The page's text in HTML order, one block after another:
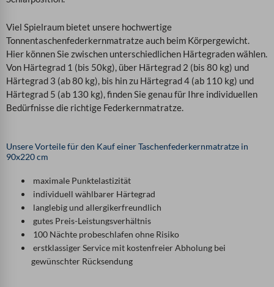
Viel Spielraum bietet unsere hochwertige
Tonnentaschenfederkernmatratze auch beim Körpergewicht.
Hier können Sie zwischen unterschiedlichen Härtegraden wählen.
Von Härtegrad 1 (bis 50kg), über Härtegrad 2 (bis 80 kg) und
Härtegrad 3 (ab 80 kg), bis hin zu Härtegrad 4 (ab 110 kg) und
Härtegrad 5 (ab 130 kg), finden Sie genau für Ihre individuellen
Bedürfnisse die richtige Federkernmatratze.
Unsere Vorteile für den Kauf einer Taschenfederkernmatratze in
90x220 cm
maximale Punktelastizität
individuell wählbarer Härtegrad
langlebig und allergikerfreundlich
gutes Preis-Leistungsverhältnis
100 Nächte probeschlafen ohne Risiko
erstklassiger Service mit kostenfreier Abholung bei
gewünschter Rücksendung